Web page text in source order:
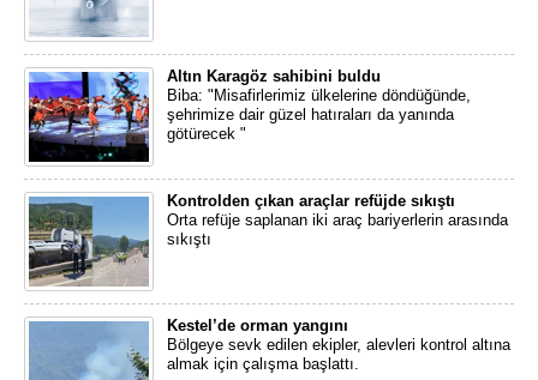
Altın Karagöz sahibini buldu
Biba: "Misafirlerimiz ülkelerine döndüğünde,
şehrimize dair güzel hatıraları da yanında
götürecek "
Kontrolden çıkan araçlar refüjde sıkıştı
Orta refüje saplanan iki araç bariyerlerin arasında
sıkıştı
Kestel’de orman yangını
Bölgeye sevk edilen ekipler, alevleri kontrol altına
almak için çalışma başlattı.